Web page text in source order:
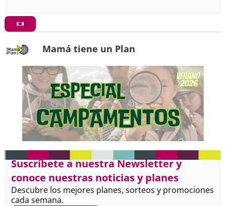
Mamá tiene un Plan
Suscríbete a nuestra Newsletter y
conoce nuestras noticias y planes
Descubre los mejores planes, sorteos y promociones
cada semana.